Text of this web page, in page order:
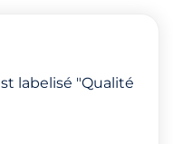
labelisé "Qualité